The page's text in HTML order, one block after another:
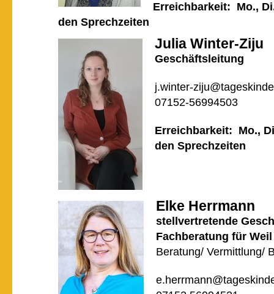
Erreichbarkeit: Mo.,
den Sprechzeiten
Julia Winter-Ziju
Geschäftsleitung
j.winter-
07152-56994503
Erreichbarkeit: Mo.,
den Sprechzeiten
Elke Herrmann
stellvertretende
Fachberatung für
Beratung/ Vermittlung/